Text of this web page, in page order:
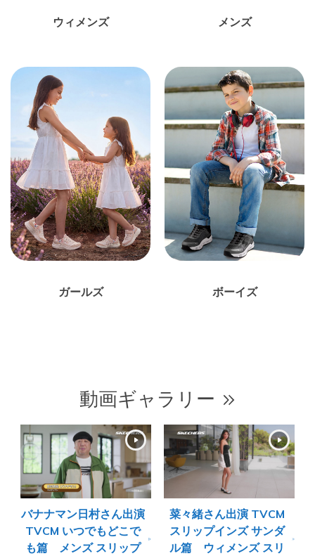
ウィメンズ メンズ
ガールズ ボーイズ
動画ギャラリー
バナナマン日村さん出演
TVCM いつでもどこで
も篇 メンズ スリップ
菜々緒さん出演 TVCM
スリップインズ サンダ
ル篇 ウィメンズ スリ